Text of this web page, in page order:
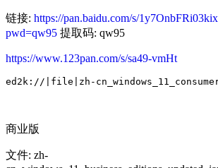
链接: https://pan.baidu.com/s/
pwd=qw95 提取码: qw95
https://www.123pan.com/s/sa49-vmHt
商业版
文件: zh-